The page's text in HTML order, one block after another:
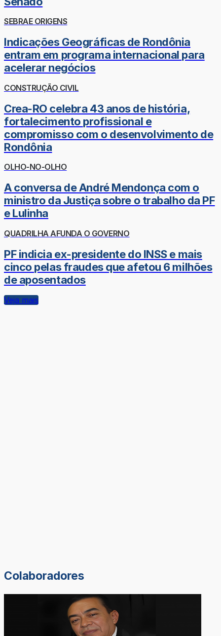
SEBRAE ORIGENS
Indicações Geográficas de Rondônia
entram em programa internacional para
acelerar negócios
CONSTRUÇÃO CIVIL
Crea-RO celebra 43 anos de história,
fortalecimento profissional e
compromisso com o desenvolvimento de
Rondônia
OLHO-NO-OLHO
A conversa de André Mendonça com o
ministro da Justiça sobre o trabalho da PF
e Lulinha
QUADRILHA AFUNDA O GOVERNO
PF indicia ex-presidente do INSS e mais
cinco pelas fraudes que afetou 6 milhões
de aposentados
Veja mais
Colaboradores